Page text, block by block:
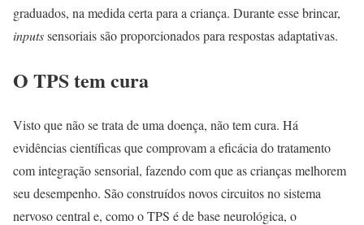
graduados, na medida certa para a criança. Durante esse brincar,
inputssensoriais são proporcionados para respostas adaptativas.
O TPS tem cura
Visto que não se trata de uma doença, não tem cura. Há
evidências científicas que comprovam a eficácia do tratamento
com integração sensorial, fazendo com que as crianças melhorem
seu desempenho. São construídos novos circuitos no sistema
nervoso central e, como o TPS é de base neurológica, o